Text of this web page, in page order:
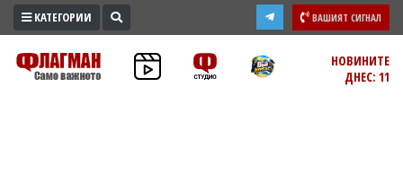
ПРОМО
ЗОНА
КАТЕГОРИИ ВАШИЯТ СИГНАЛ
НОВИНИТЕ
ДНЕС: 11